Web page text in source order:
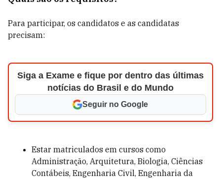
Para participar, os candidatos e as candidatas
precisam:
Siga a Exame e fique por dentro das últimas
notícias do Brasil e do Mundo
Seguir no Google
Estar matriculados em cursos como
Administração, Arquitetura, Biologia, Ciências
Contábeis, Engenharia Civil, Engenharia da